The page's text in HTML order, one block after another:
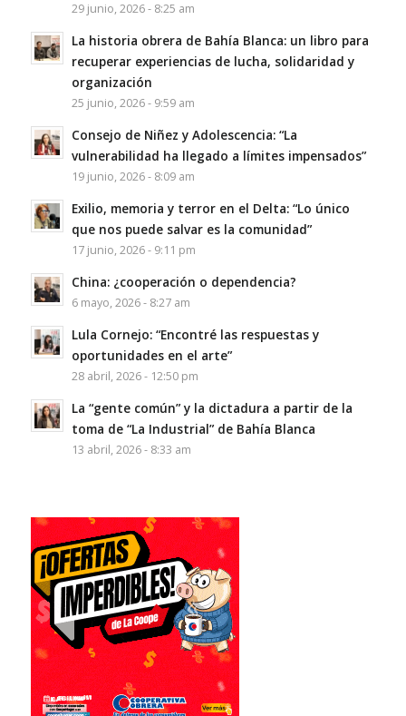
29 junio, 2026 - 8:25 am
La historia obrera de Bahía Blanca: un libro para
recuperar experiencias de lucha, solidaridad y
organización
25 junio, 2026 - 9:59 am
Consejo de Niñez y Adolescencia: “La
vulnerabilidad ha llegado a límites impensados”
19 junio, 2026 - 8:09 am
Exilio, memoria y terror en el Delta: “Lo único
que nos puede salvar es la comunidad”
17 junio, 2026 - 9:11 pm
China: ¿cooperación o dependencia?
6 mayo, 2026 - 8:27 am
Lula Cornejo: “Encontré las respuestas y
oportunidades en el arte”
28 abril, 2026 - 12:50 pm
La “gente común” y la dictadura a partir de la
toma de “La Industrial” de Bahía Blanca
13 abril, 2026 - 8:33 am